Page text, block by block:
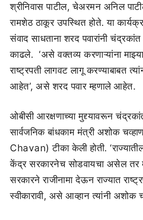
श्रीनिवास पाटील, चेअरमन अनिल
रामशेठ ठाकूर उपस्थित होते. या
संवाद साधताना शरद पवारांनी चंद्रकांत
काढले. ‘असे वक्तव्य करणाऱ्यांना
राष्ट्रपती लागवट लागू करण्याबाबत
आहेत’, असे शरद पवार म्हणाले आहेत.
ओबीसी आरक्षणाच्या मुद्द्यावरून
सार्वजनिक बांधकाम मंत्री अशोक
Chavan) टीका केली होती.
केंद्र सरकारनेच सोडवायचा असेल तर
सरकारने राजीनामा देऊन राज्यात
स्वीकारावी, असे आव्हान त्यांनी अशोक